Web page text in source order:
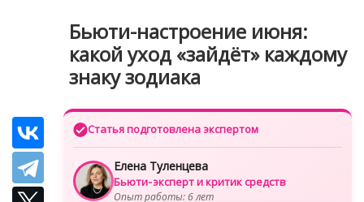
Бьюти-настроение июня:
какой уход «зайдёт» каждому
знаку зодиака
Статья подготовлена экспертом
Елена Туленцева
Бьюти‑эксперт и критик средств
Опыт работы: 6 лет